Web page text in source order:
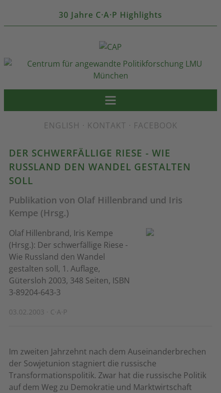
30 Jahre C·A·P Highlights
ENGLISH · KONTAKT · FACEBOOK
DER SCHWERFÄLLIGE RIESE - WIE
RUSSLAND DEN WANDEL GESTALTEN
SOLL
Publikation von Olaf Hillenbrand und Iris
Kempe (Hrsg.)
Olaf Hillenbrand, Iris Kempe
(Hrsg.): Der schwerfällige Riese -
Wie Russland den Wandel
gestalten soll, 1. Auflage,
Gütersloh 2003, 348 Seiten, ISBN
3-89204-643-3
03.02.2003 · C·A·P
Im zweiten Jahrzehnt nach dem Auseinanderbrechen
der Sowjetunion stagniert die russische
Transformationspolitik. Zwar hat die russische Politik
auf dem Weg zu Demokratie und Marktwirtschaft